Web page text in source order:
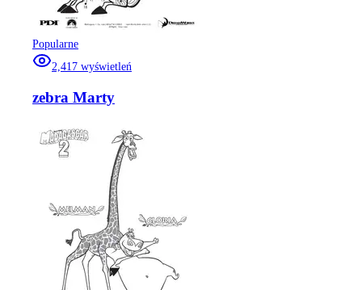
Popularne
2,417 wyświetleń
zebra Marty